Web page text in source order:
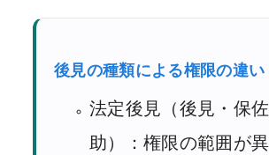
後見の種類による権限の違い
法定後見（後見・保
助）：権限の範囲が